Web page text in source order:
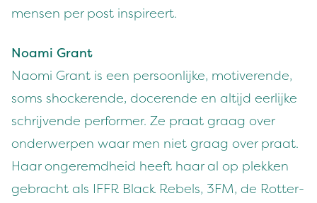
mensen per post inspireert.
Noa­mi Grant
Nao­mi Grant is een per­soon­lijke, motiv­erende,
soms shock­erende, docerende en alti­jd eerlijke
schri­jvende per­former. Ze praat graag over
onder­w­er­pen waar men niet graag over praat.
Haar ongeremd­heid heeft haar al op plekken
gebracht als IFFR Black Rebels, 3FM, de Rot­ter­